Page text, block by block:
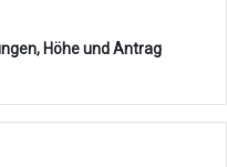
Höhe und Antrag